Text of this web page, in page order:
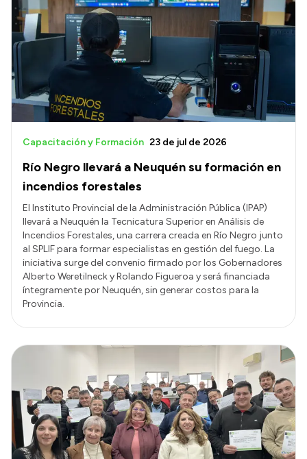
Río Negro llevará a Neuquén su formación en
incendios forestales
Capacitación y Formación 23 de jul de 2026
El Instituto Provincial de la Administración Pública (IPAP)
llevará a Neuquén la Tecnicatura Superior en Análisis de
Incendios Forestales, una carrera creada en Río Negro junto
al SPLIF para formar especialistas en gestión del fuego. La
iniciativa surge del convenio firmado por los Gobernadores
Alberto Weretilneck y Rolando Figueroa y será financiada
íntegramente por Neuquén, sin generar costos para la
Provincia.